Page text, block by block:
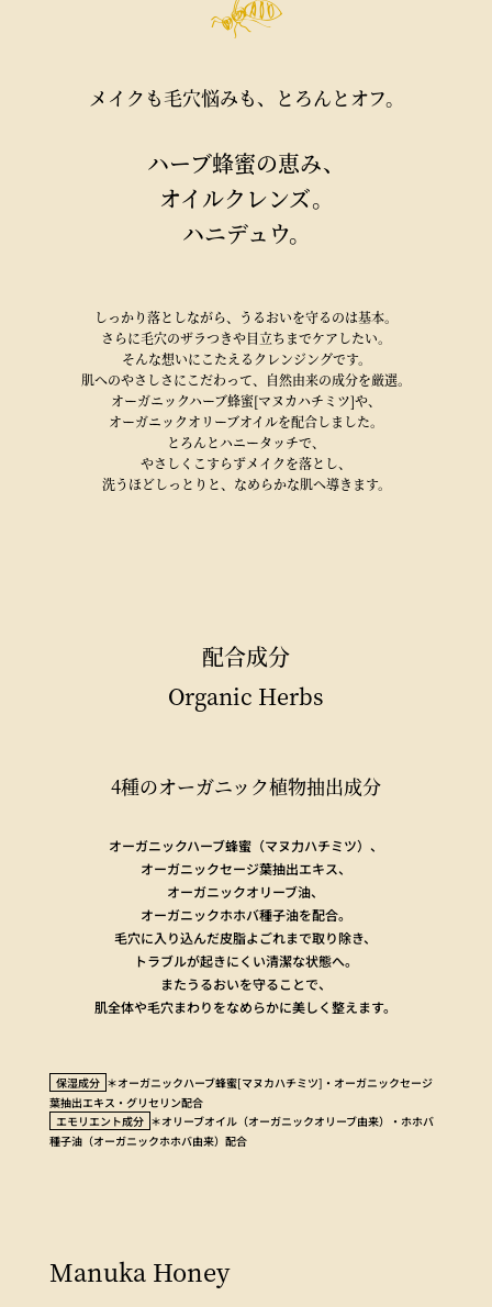
メイクも毛穴悩みも、とろんとオフ。
ハーブ蜂蜜の恵み、
オイルクレンズ。
ハニデュウ。
しっかり落としながら、うるおいを守るのは基本。
さらに毛穴のザラつきや目立ちまでケアしたい。
そんな想いにこたえるクレンジングです。
肌へのやさしさにこだわって、自然由来の成分を厳選。
オーガニックハーブ蜂蜜[マヌカハチミツ]や、
オーガニックオリーブオイルを配合しました。
とろんとハニータッチで、
やさしくこすらずメイクを落とし、
洗うほどしっとりと、なめらかな肌へ導きます。
配合成分
Organic Herbs
4種のオーガニック植物抽出成分
オーガニックハーブ蜂蜜（マヌ力ハチミツ）、
オーガニックセージ葉抽出エキス、
オーガニックオリーブ油、
オーガニックホホバ種子油を配合。
毛穴に入り込んだ皮脂よごれまで取り除き、
トラブルが起きにくい清潔な状態へ。
またうるおいを守ることで、
肌全体や毛穴まわりをなめらかに美しく整えます。
保湿成分 ＊オーガニックハーブ蜂蜜[マヌカハチミツ]・オーガニックセージ
葉抽出エキス・グリセリン配合
エモリエント成分 ＊オリーブオイル（オーガニックオリーブ由来）・ホホバ
種子油（オーガニックホホバ由来）配合
Manuka Honey